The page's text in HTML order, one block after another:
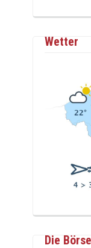
Wetter
Die Börse